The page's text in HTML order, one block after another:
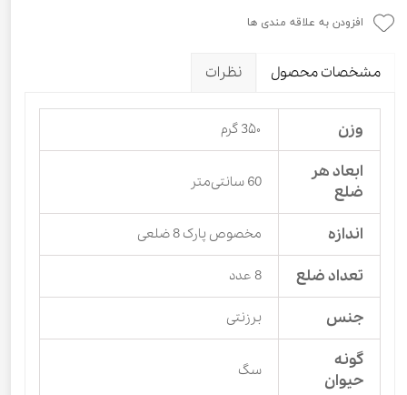
افزودن به علاقه مندی ها
مشخصات محصول نظرات
وزن 3۵۰ گرم
ابعاد هر
ضلع
60 سانتی‌متر
اندازه مخصوص پارک 8 ضلعی
تعداد ضلع 8 عدد
جنس برزنتی
گونه
حیوان
سگ